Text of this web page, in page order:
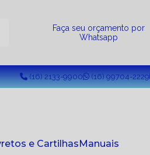
Faça seu orçamento por
Whatsapp
(16) 2133-9900 (16) 99704-2229
e Cartilhas
Manuais